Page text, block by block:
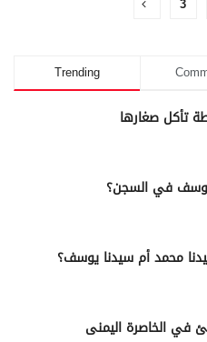
Trending
في السجن؟
محمد أم سيدنا يوسف؟
في الخاصرة اليمنى